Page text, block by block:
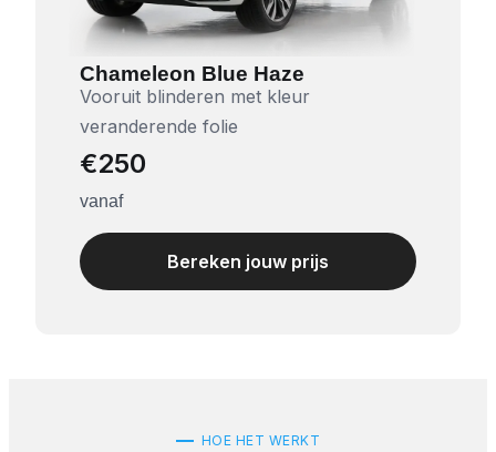
Chameleon Blue Haze
Vooruit blinderen met kleur
veranderende folie
€250
vanaf
Bereken jouw prijs
HOE HET WERKT